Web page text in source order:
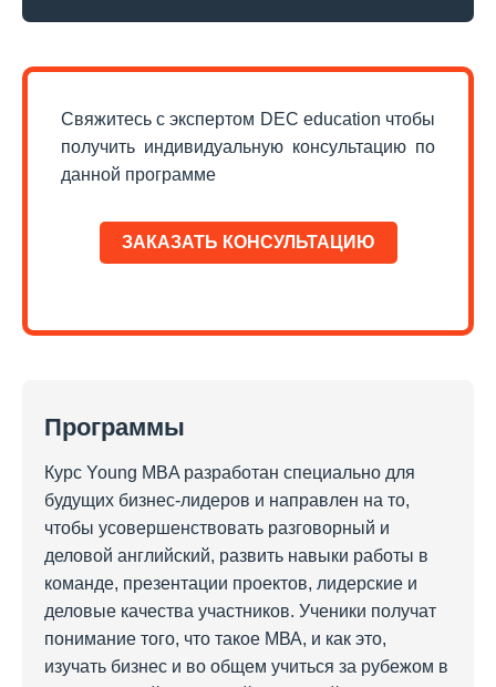
Свяжитесь с экспертом DEC education чтобы
получить индивидуальную консультацию по
данной программе
ЗАКАЗАТЬ КОНСУЛЬТАЦИЮ
Программы
Курс Young MBA разработан специально для
будущих бизнес-лидеров и направлен на то,
чтобы усовершенствовать разговорный и
деловой английский, развить навыки работы в
команде, презентации проектов, лидерские и
деловые качества участников. Ученики получат
понимание того, что такое МВА, и как это,
изучать бизнес и во общем учиться за рубежом в